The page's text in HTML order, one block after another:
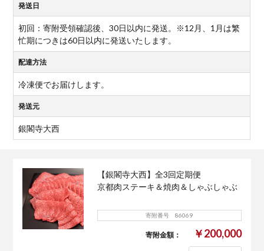
発送日
初回：寄附受領確認後、30日以内に発送。※12月、1月は繁
忙期につきは60日以内に発送いたします。
配達方法
冷凍便でお届けします。
発送元
銀閣寺大西
【銀閣寺大西】全3回定期便
京都肉ステーキ＆焼肉＆しゃぶしゃぶ
寄附番号 86069
寄附金額： ￥200,000